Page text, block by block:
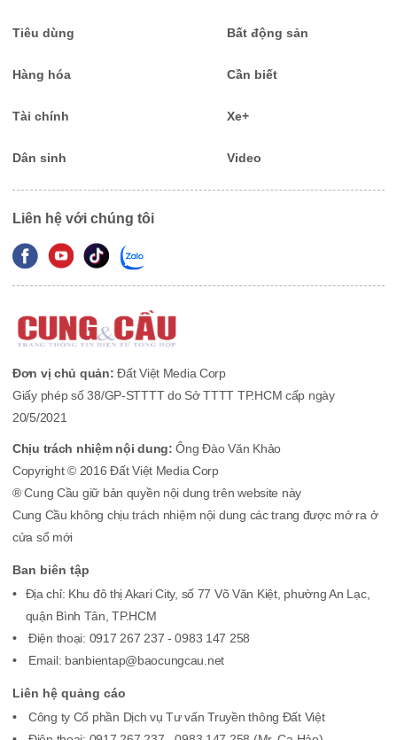
Tiêu dùng Bất động sản
Hàng hóa Cần biết
Tài chính Xe+
Dân sinh Video
Liên hệ với chúng tôi
Đơn vị chủ quản: Đất Việt Media Corp
Giấy phép số 38/GP-STTTT do Sở TTTT TP.HCM cấp ngày
20/5/2021
Chịu trách nhiệm nội dung:Ông Đào Văn Khảo
Copyright © 2016 Đất Việt Media Corp
® Cung Cầu giữ bản quyền nội dung trên website này
Cung Cầu không chịu trách nhiệm nội dung các trang được mở ra ở
cửa sổ mới
Ban biên tập
Địa chỉ: Khu đô thị Akari City, số 77 Võ Văn Kiệt, phường An Lạc,
quận Bình Tân, TP.HCM
Điện thoại: 0917 267 237 - 0983 147 258
Email: banbientap@baocungcau.net
Liên hệ quảng cáo
Công ty Cổ phần Dịch vụ Tư vấn Truyền thông Đất Việt